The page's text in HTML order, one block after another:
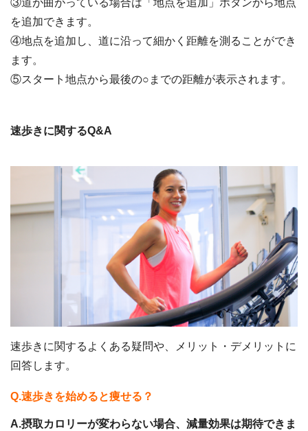
を追加できます。
④地点を追加し、道に沿って細かく距離を測ることができ
ます。
⑤スタート地点から最後の○までの距離が表示されます。
速歩きに関するQ&A
速歩きに関するよくある疑問や、メリット・デメリットに
回答します。
Q.速歩きを始めると痩せる？
A.摂取カロリーが変わらない場合、減量効果は期待できま